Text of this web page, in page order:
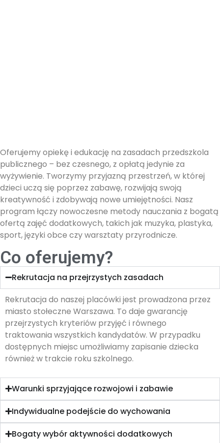
Oferujemy opiekę i edukację na zasadach przedszkola
publicznego – bez czesnego, z opłatą jedynie za
wyżywienie. Tworzymy przyjazną przestrzeń, w której
dzieci uczą się poprzez zabawę, rozwijają swoją
kreatywność i zdobywają nowe umiejętności. Nasz
program łączy nowoczesne metody nauczania z bogatą
ofertą zajęć dodatkowych, takich jak muzyka, plastyka,
sport, języki obce czy warsztaty przyrodnicze.
Co oferujemy?
Rekrutacja na przejrzystych zasadach
Rekrutacja do naszej placówki jest prowadzona przez
miasto stołeczne Warszawa. To daje gwarancję
przejrzystych kryteriów przyjęć i równego
traktowania wszystkich kandydatów. W przypadku
dostępnych miejsc umożliwiamy zapisanie dziecka
również w trakcie roku szkolnego.
Warunki sprzyjające rozwojowi i zabawie
Indywidualne podejście do wychowania
Bogaty wybór aktywności dodatkowych